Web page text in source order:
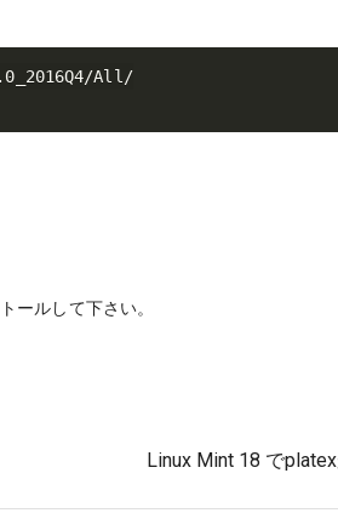
-a ftp://ftp.netbsd.org/pub/pkgsrc/packages/NetBSD/x86_64/7.0_2016Q4/All/
ールして下さい。
Linux Mint 18 で